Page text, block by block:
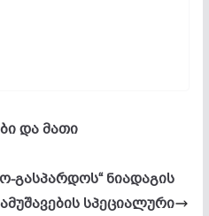
და მათი
გასპარდოს“ ნიადაგის
სპეციალური